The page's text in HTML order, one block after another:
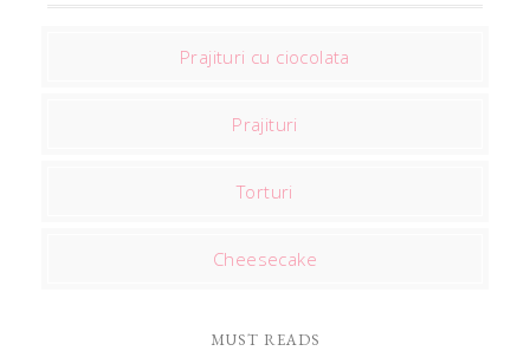
Prajituri cu ciocolata
Prajituri
Torturi
Cheesecake
MUST READS